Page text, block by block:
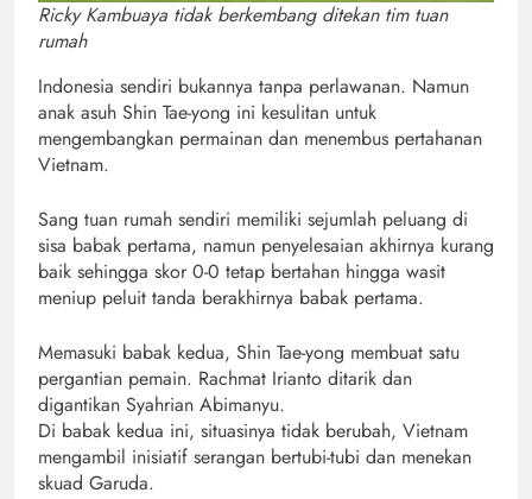
Ricky Kambuaya tidak berkembang ditekan tim tuan
rumah
Indonesia sendiri bukannya tanpa perlawanan. Namun
anak asuh Shin Tae-yong ini kesulitan untuk
mengembangkan permainan dan menembus pertahanan
Vietnam.
Sang tuan rumah sendiri memiliki sejumlah peluang di
sisa babak pertama, namun penyelesaian akhirnya kurang
baik sehingga skor 0-0 tetap bertahan hingga wasit
meniup peluit tanda berakhirnya babak pertama.
Memasuki babak kedua, Shin Tae-yong membuat satu
pergantian pemain. Rachmat Irianto ditarik dan
digantikan Syahrian Abimanyu.
Di babak kedua ini, situasinya tidak berubah, Vietnam
mengambil inisiatif serangan bertubi-tubi dan menekan
skuad Garuda.